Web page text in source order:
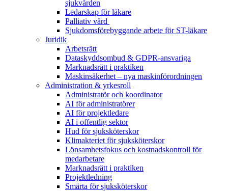
sjukvården
Ledarskap för läkare
Palliativ vård
Sjukdomsförebyggande arbete för ST-läkare
Juridik
Arbetsrätt
Dataskyddsombud & GDPR-ansvariga
Marknadsrätt i praktiken
Maskinsäkerhet – nya maskinförordningen
Administration & yrkesroll
Administratör och koordinator
AI för administratörer
AI för projektledare
AI i offentlig sektor
Hud för sjuksköterskor
Klimakteriet för sjuksköterskor
Lönsamhetsfokus och kostnadskontroll för
medarbetare
Marknadsrätt i praktiken
Projektledning
Smärta för sjuksköterskor